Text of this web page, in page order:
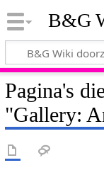
B&G
Pagina's
"Gallery: